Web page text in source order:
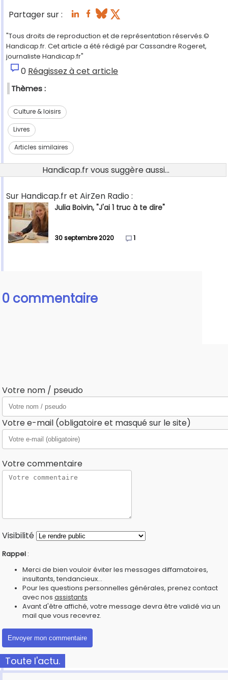
Partager sur :
"Tous droits de reproduction et de représentation réservés.©
Handicap.fr. Cet article a été rédigé par Cassandre Rogeret,
journaliste Handicap.fr"
0 Réagissez à cet article
Thèmes :
Culture & loisirs
Livres
Articles similaires
Handicap.fr vous suggère aussi...
Sur Handicap.fr et AirZen Radio :
Julia Boivin, "J'ai 1 truc à te dire"
30 septembre 2020 1
0 commentaire
Votre nom / pseudo
Votre e-mail (obligatoire et masqué sur le site)
Votre commentaire
Visibilité
Rappel :
Merci de bien vouloir éviter les messages diffamatoires,
insultants, tendancieux...
Pour les questions personnelles générales, prenez contact
avec nos assistants
Avant d'être affiché, votre message devra être validé via un
mail que vous recevrez.
Toute l'actu.